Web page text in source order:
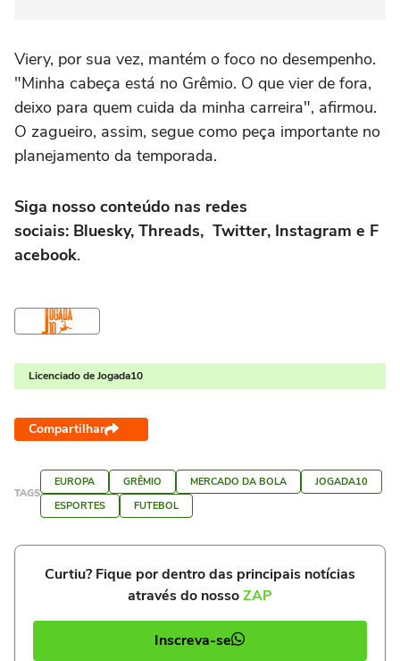
Viery, por sua vez, mantém o foco no desempenho.
"Minha cabeça está no Grêmio. O que vier de fora,
deixo para quem cuida da minha carreira", afirmou.
O zagueiro, assim, segue como peça importante no
planejamento da temporada.
Siga nosso conteúdo nas redes
sociais: Bluesky, Threads, Twitter, Instagram e F
acebook.
Licenciado de Jogada10
Compartilhar
TAGS
EUROPA GRÊMIO MERCADO DA BOLA
JOGADA10
ESPORTES
FUTEBOL
Curtiu? Fique por dentro das principais notícias
através do nossoZAP
Inscreva-se